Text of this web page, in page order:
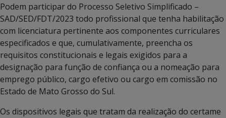
Podem participar do Processo Seletivo Simplificado –
SAD/SED/FDT/2023 todo profissional que tenha habilitação
com licenciatura pertinente aos componentes curriculares
especificados e que, cumulativamente, preencha os
requisitos constitucionais e legais exigidos para a
designação para função de confiança ou a nomeação para
emprego público, cargo efetivo ou cargo em comissão no
Estado de Mato Grosso do Sul.
Os dispositivos legais que tratam da realização do certame